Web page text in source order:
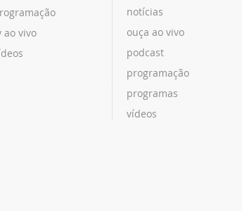
ao vivo
notícias
ouça ao vivo
podcast
programação
programas
vídeos